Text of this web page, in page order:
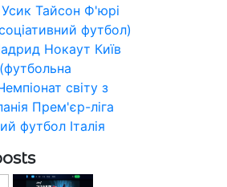
Тайсон Ф'юрі
футбол)
Нокаут Київ
світу з
Прем'єр-ліга
футбол Італія